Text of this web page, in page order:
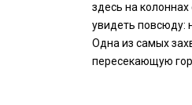
здесь на
увидеть повсюду:
Одна из самых
пересекающую